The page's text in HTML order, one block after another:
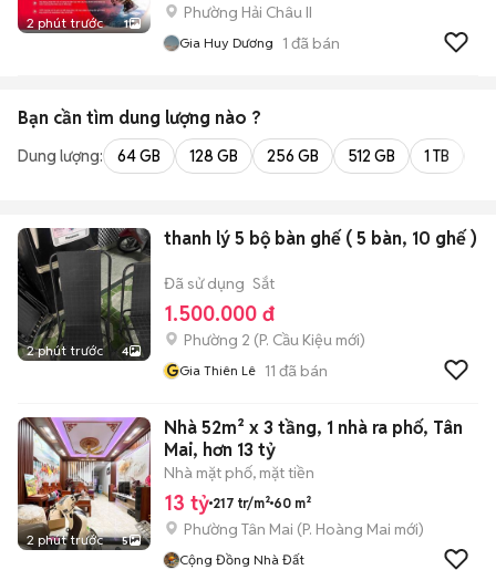
2 phút trước 1
Phường Hải Châu II
Gia Huy Dương 1 đã bán
Bạn cần tìm dung lượng nào ?
Dung lượng: 64 GB 128 GB 256 GB 512 GB 1 TB
2 phút trước 4
thanh lý 5 bộ bàn ghế ( 5 bàn, 10 ghế )
Đã sử dụng Sắt
1.500.000 đ
Phường 2 (P. Cầu Kiệu mới)
GGia Thiên Lê 11 đã bán
2 phút trước 5
Nhà 52m² x 3 tầng, 1 nhà ra phố, Tân
Mai, hơn 13 tỷ
Nhà mặt phố, mặt tiền
13 tỷ 217 tr/m² 60 m²
Phường Tân Mai (P. Hoàng Mai mới)
Cộng Đồng Nhà Đất